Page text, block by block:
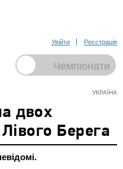
Увійти Реєстрація
УКРАЇНА
двох
Берега